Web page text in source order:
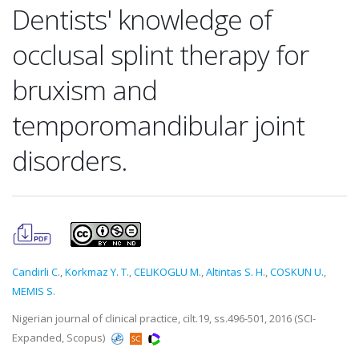
Dentists' knowledge of
occlusal splint therapy for
bruxism and
temporomandibular joint
disorders.
Candirli C.,Korkmaz Y. T.,CELIKOGLU M.,Altintas S. H.,COSKUN U.,
MEMIS S.
Nigerian journal of clinical practice, cilt.19, ss.496-501, 2016 (SCI-
Expanded, Scopus)